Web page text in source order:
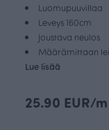
Luomupuuvillaa
Leveys 160cm
Joustava neulos
Määrämittaan
Lue lisää
25.90 EUR/m